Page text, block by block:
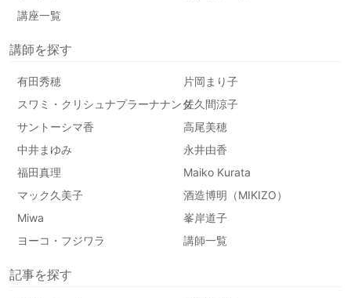
講座一覧
講師を探す
有田秀穂
片岡まり子
スワミ・クリシュナプラーナナンダ佐久間涼子
サントーシマ香
高尾美穂
中井まゆみ
永井由香
福田真理
Maiko Kurata
マック久美子
酒造博明（MIKIZO）
Miwa
峯岸道子
ヨーコ・フジワラ
講師一覧
記事を探す